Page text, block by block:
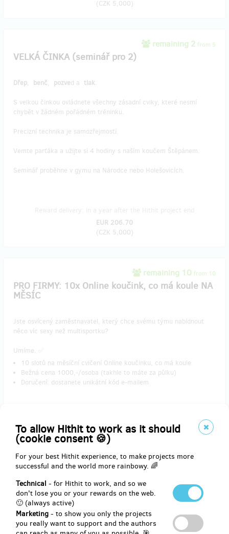
To allow Hithit to work as it should
(cookie consent 🍪)
For your best Hithit experience, to make projects more
successful and the world more rainbowy. 🌈
Technical - for Hithit to work, and so we
don't lose you or your rewards on the web.
🙂 (always active)
Marketing - to show you only the projects
you really want to support and the authors
(CZK 5,000)
remaining 2 from 5
VELKÁ ČINKA (seminář pro 2)
Dřep, benč, pozved a tlak.
S velkou činkou ovládnete všechny zásadní cviky, které nesmí
chybět v žádném pořádném tréninku.
Precizní technika je samozřejmostí.
Vemte parťáka a užijte si 4 hodiny s naším koučem Štěpánem.
Seminář proběhne v gymu na Národce nebo Holešovicích.
EUR 206.70
(CZK 5,000)
remaining 10 from 10
PRO FIRMY: 10x Online koučink, co má koule NA
MĚSÍC
Jste osvícený zaměstnavatel, který chce svému týmu nabídnout
něco víc sexy než multisportku?
Umíme. ✅
10 slotů na měsíční cvičení Online koučinku, co má koule
Bežná cena 1000,-/osoba (takhle to máte za půlku)
Doručení: dostanete unikátní kód e-mailem
EUR 206.70
(CZK 5,000
remaining 2from 5
KETTLEBELL (seminář pro 2)
Jedna koule vládne všem...